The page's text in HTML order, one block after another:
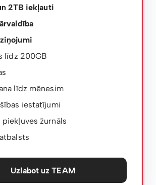
2TB iekļauti
līdz 200GB
līdz mēnesim
iestatījumi
piekļuves žurnāls
Uzlabot uz TEAM